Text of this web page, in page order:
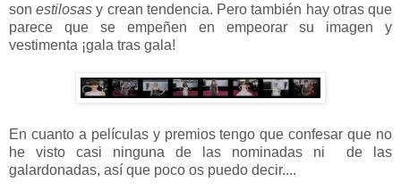
sonestilosas y crean tendencia. Pero también hay otras que
parece que se empeñen en empeorar su imagen y
vestimenta ¡gala tras gala!
En cuanto a películas y premios tengo que confesar que no
he visto casi ninguna de las nominadas ni de las
galardonadas, así que poco os puedo decir....